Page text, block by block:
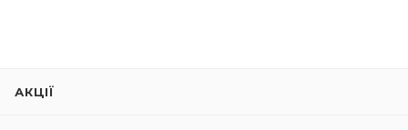
АКЦІЇ